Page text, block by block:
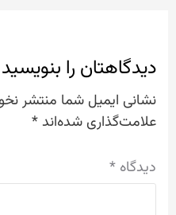
دیدگاهتان را بنویسید
نشانی ایمیل شما منتشر
علامت‌گذاری شده‌اند *
دیدگاه *